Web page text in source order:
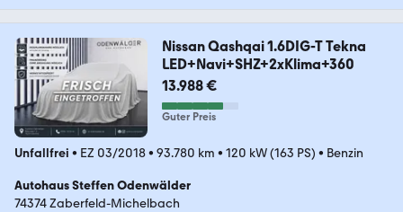
Nissan Qashqai 1.6DIG-T Tekna
LED+Navi+SHZ+2xKlima+360
13.988 €
Guter Preis
Unfallfrei • EZ 03/2018• 93.780 km • 120 kW (163 PS) • Benzin
Autohaus Steffen Odenwälder
74374 Zaberfeld-Michelbach